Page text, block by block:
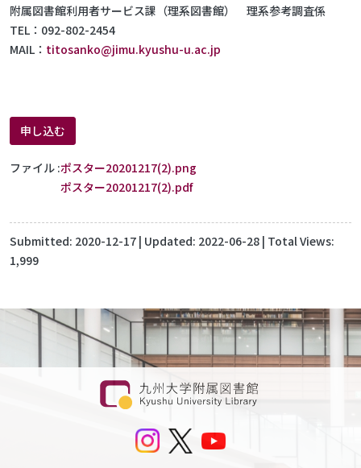
附属図書館利用者サービス課（理系図書館） 理系参考調査係
TEL：092-802-2454
MAIL： titosanko@jimu.kyushu-u.ac.jp
申し込む
ファイル ポスター20201217(2).png
ポスター20201217(2).pdf
Submitted: 2020-12-17 | Updated: 2022-06-28 | Total Views:
1,999